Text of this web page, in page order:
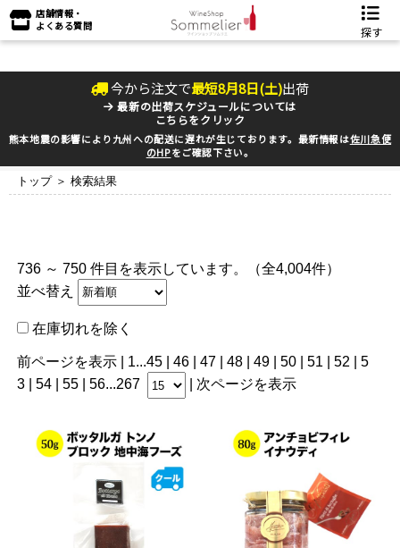
店舗情報・
よくある質問
探す
今から注文で最短8月8日(土)出荷
最新の出荷スケジュールについては
こちらをクリック
熊本地震の影響により九州への配送に遅れが生じております。最新情報は佐川急便
のHPをご確認下さい。
トップ ＞ 検索結果
736 ～ 750 件目を表示しています。（全4,004件）
並べ替え
在庫切れを除く
前ページを表示| 1...45| 46| 47 48| 49| 50 | 51| 52| 5
3| 54| 55| 56...267 次ページを表示